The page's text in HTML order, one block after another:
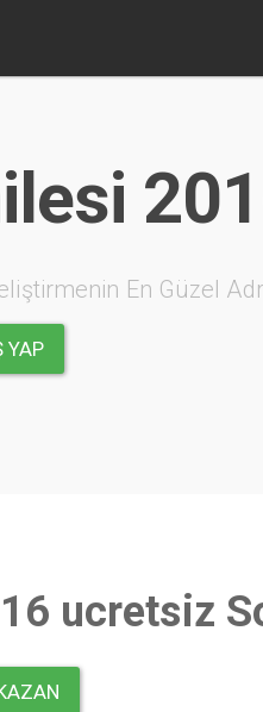
En Güzel
YAP
ucretsiz